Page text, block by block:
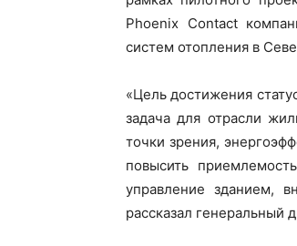
Phoenix Contact
систем отопления в
«Цель достижения
задача для отрасли
точки зрения,
повысить
управление зданием,
рассказал генеральный